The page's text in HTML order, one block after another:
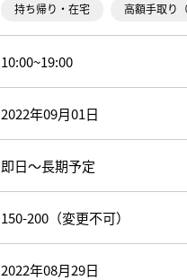
持ち帰り・在宅 高額手取り
10:00~19:00
2022年09月01日
即日～長期予定
150-200（変更不可）
2022年08月29日